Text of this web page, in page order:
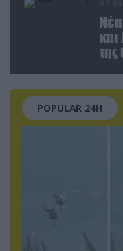
και
της
POPULAR 24H